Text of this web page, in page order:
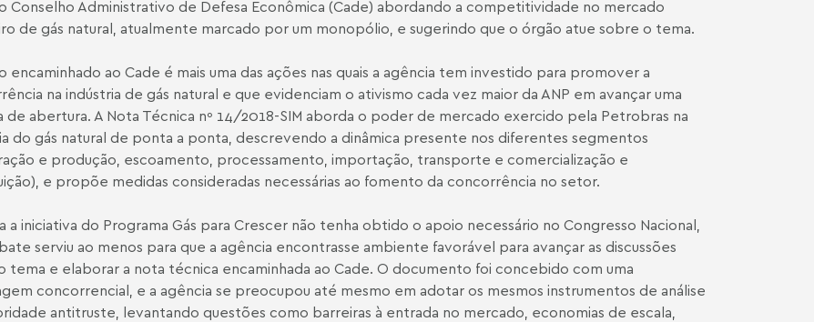
Conselho Administrativo de Defesa Econômica (Cade) abordando a competitividade no mercado
de gás natural, atualmente marcado por um monopólio, e sugerindo que o órgão atue sobre o tema.
encaminhado ao Cade é mais uma das ações nas quais a agência tem investido para promover a
na indústria de gás natural e que evidenciam o ativismo cada vez maior da ANP em avançar uma
de abertura. A Nota Técnica nº 14/2018-SIM aborda o poder de mercado exercido pela Petrobras na
do gás natural de ponta a ponta, descrevendo a dinâmica presente nos diferentes segmentos
e produção, escoamento, processamento, importação, transporte e comercialização e
e propõe medidas consideradas necessárias ao fomento da concorrência no setor.
a iniciativa do Programa Gás para Crescer não tenha obtido o apoio necessário no Congresso Nacional,
serviu ao menos para que a agência encontrasse ambiente favorável para avançar as discussões
tema e elaborar a nota técnica encaminhada ao Cade. O documento foi concebido com uma
concorrencial, e a agência se preocupou até mesmo em adotar os mesmos instrumentos de análise
antitruste, levantando questões como barreiras à entrada no mercado, economias de escala,